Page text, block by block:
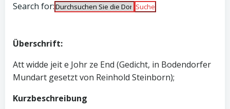
Search for:
Überschrift:
Att widde jeit e Johr ze End (Gedicht, in Bodendorfer
Mundart gesetzt von Reinhold Steinborn);
Kurzbeschreibung